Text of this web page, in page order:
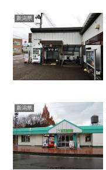
新潟県
新潟県